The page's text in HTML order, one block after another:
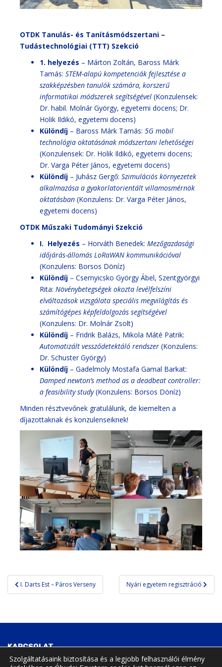
OTDK Tanulás- és Tanításmódszertani –
Tudástechnológiai (TTT) Szekció
1. helyezés – Márton Zoltán, Baross Márk
Tamás: STEM-alapú kompetenciák fejlesztése a
szakképzésben tanulók számára, korszerű
informatikai módszerek segítségével (Konzulensek:
Dr. habil. Molnár György, egyetemi docens; Dr.
Holik Ildikó, egyetemi docens)
Különdíj – Baross Márk Tamás: 5G mobil
technológia oktatásának módszertani lehetőségei
(Konzulensek: Dr. Holik Ildikó, egyetemi docens;
Dr. Varga Péter János, egyetemi docens)
Különdíj – Juhász Gergő: Szimulációs környezetek
alkalmazása a gyakorlatorientált villamosmérnök
oktatásban (Konzulens: Dr. Varga Péter János,
egyetemi docens)
OTDK Műszaki Tudományi Szekció
I. Helyezés – Horváth Benedek: Mezőgazdasági
időjárás-állomás LoRaWAN kommunikációval
(Konzulens: Borsos Döníz)
Különdíj – Csernyicsko György Ábel, Szentgyörgyi
Rita: Növénybetegségek okozta levélfelszíni
elváltozások vizsgálata speciális megvilágítás és
számítógépes képfeldolgozás segítségével
(Konzulens: Dr. Molnár Zsolt)
Különdíj – Fridrik Balázs, Mikola Máté Patrik:
Automatizált vessződetektáló rendszer (Konzulens:
Dr. Schuster György)
Különdíj – Gadelmoly Mostafa Gamal Barkat:
Damped newton’s method as a deadbeat controller:
a feasibility study(Konzulens: Borsos Döníz)
Minden résztvevőnek gratulálunk, de kiemelten a
díjazottaknak és konzulenseiknek!
Bejegyzés
navigáció
I. Darts Est – Páros Verseny Nyári egyetem regisztráció
KAPCSOLAT
Szolgáltatásaink biztosítása és a legjobb felhasználói élmény